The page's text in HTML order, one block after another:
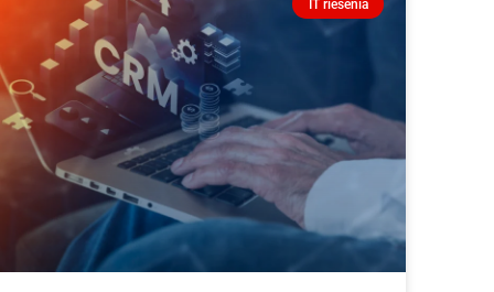
IT riešenia